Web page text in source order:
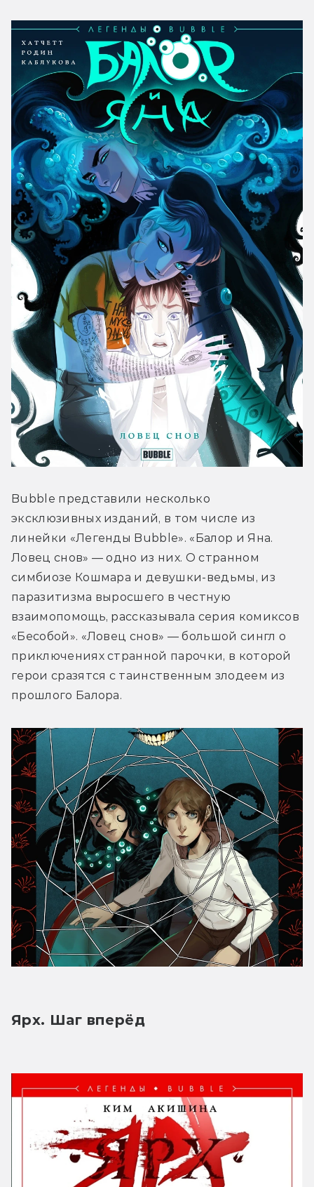
Bubble представили несколько
эксклюзивных изданий, в том числе из
линейки «Легенды Bubble». «Балор и Яна.
Ловец снов» — одно из них. О странном
симбиозе Кошмара и девушки-ведьмы, из
паразитизма выросшего в честную
взаимопомощь, рассказывала серия комиксов
«Бесобой». «Ловец снов» — большой сингл о
приключениях странной парочки, в которой
герои сразятся с таинственным злодеем из
прошлого Балора.
Ярх. Шаг вперёд